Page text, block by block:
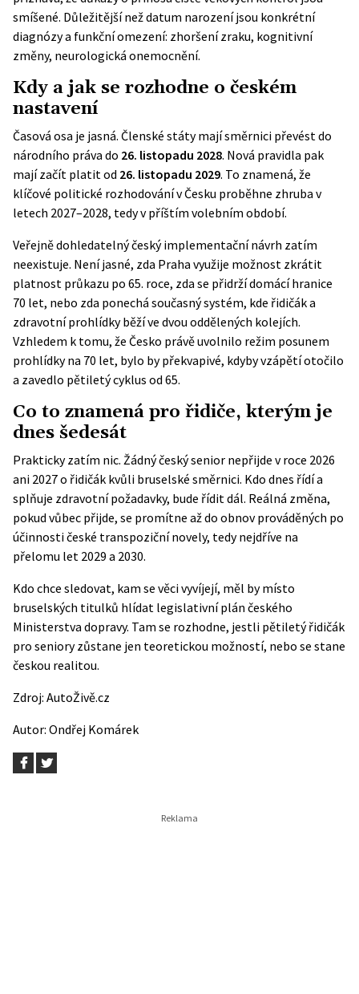
smíšené. Důležitější než datum narození jsou konkrétní
diagnózy a funkční omezení: zhoršení zraku, kognitivní
změny, neurologická onemocnění.
Kdy a jak se rozhodne o českém
nastavení
Časová osa je jasná. Členské státy mají směrnici převést do
národního práva do 26. listopadu 2028. Nová pravidla pak
mají začít platit od 26. listopadu 2029. To znamená, že
klíčové politické rozhodování v Česku proběhne zhruba v
letech 2027–2028, tedy v příštím volebním období.
Veřejně dohledatelný český implementační návrh zatím
neexistuje. Není jasné, zda Praha využije možnost zkrátit
platnost průkazu po 65. roce, zda se přidrží domácí hranice
70 let, nebo zda ponechá současný systém, kde řidičák a
zdravotní prohlídky běží ve dvou oddělených kolejích.
Vzhledem k tomu, že Česko právě uvolnilo režim posunem
prohlídky na 70 let, bylo by překvapivé, kdyby vzápětí otočilo
a zavedlo pětiletý cyklus od 65.
Co to znamená pro řidiče, kterým je
dnes šedesát
Prakticky zatím nic. Žádný český senior nepřijde v roce 2026
ani 2027 o řidičák kvůli bruselské směrnici. Kdo dnes řídí a
splňuje zdravotní požadavky, bude řídit dál. Reálná změna,
pokud vůbec přijde, se promítne až do obnov prováděných po
účinnosti české transpoziční novely, tedy nejdříve na
přelomu let 2029 a 2030.
Kdo chce sledovat, kam se věci vyvíjejí, měl by místo
bruselských titulků hlídat legislativní plán českého
Ministerstva dopravy. Tam se rozhodne, jestli pětiletý řidičák
pro seniory zůstane jen teoretickou možností, nebo se stane
českou realitou.
Zdroj: AutoŽivě.cz
Autor: Ondřej Komárek